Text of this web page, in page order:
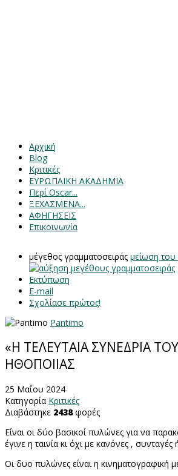
Αρχική
Blog
Κριτικές
ΕΥΡΩΠΑΙΚΗ ΑΚΑΔΗΜΙΑ
Περί Oscar...
ΞΕΧΑΣΜΕΝΑ...
ΑΦΗΓΗΣΕΙΣ
Επικοινωνία
μέγεθος γραμματοσειράς μείωση του
Εκτύπωση
E-mail
Σχολίασε πρώτος!
Pantimo
«Η ΤΕΛΕΥΤΑΙΑ ΣΥΝΕΔΡΙΑ
ΗΘΟΠΟΙΙΑΣ
25 Μαΐου 2024
Κατηγορία Κριτικές
Διαβάστηκε 2438φορές
Είναι οι δύο βασικοί πυλώνες για να
έγινε η ταινία κι όχι με κανόνες ,
Οι δυο πυλώνες είναι η